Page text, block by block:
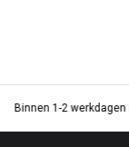
Binnen 1-2